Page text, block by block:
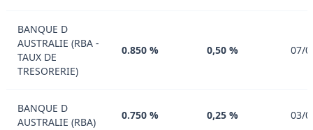
BANQUE D
AUSTRALIE (RBA -
TAUX DE
TRESORERIE)
0.850 % 0,50 % 07/
BANQUE D
AUSTRALIE (RBA)
0.750 % 0,25 % 03/